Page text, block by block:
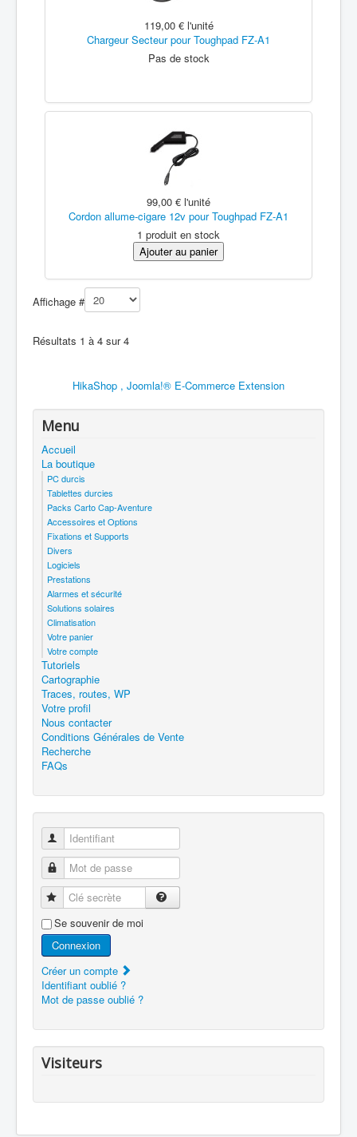
119,00 € l'unité
Chargeur Secteur pour Toughpad FZ-A1
Pas de stock
99,00 € l'unité
Cordon allume-cigare 12v pour Toughpad FZ-A1
1 produit en stock
Affichage #
Résultats 1 à 4 sur 4
HikaShop , Joomla!® E-Commerce Extension
Menu
Accueil
La boutique
PC durcis
Tablettes durcies
Packs Carto Cap-Aventure
Accessoires et Options
Fixations et Supports
Divers
Logiciels
Prestations
Alarmes et sécurité
Solutions solaires
Climatisation
Votre panier
Votre compte
Tutoriels
Cartographie
Traces, routes, WP
Votre profil
Nous contacter
Conditions Générales de Vente
Recherche
FAQs
Identifiant
Mot de passe
Clé secrète
Se souvenir de moi
Connexion
Créer un compte
Identifiant oublié ?
Mot de passe oublié ?
Visiteurs